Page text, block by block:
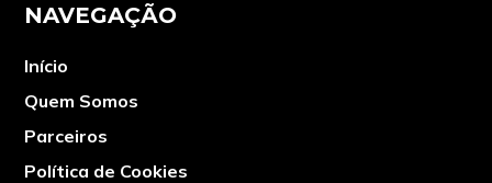
NAVEGAÇÃO
Início
Quem Somos
Parceiros
Política de Cookies